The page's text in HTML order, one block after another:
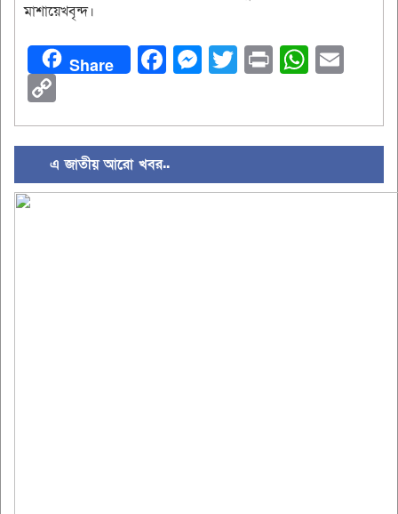
মাশায়েখবৃন্দ।
Share Facebook
Messenger
Twitter
Print
Link
এ জাতীয় আরো খবর..